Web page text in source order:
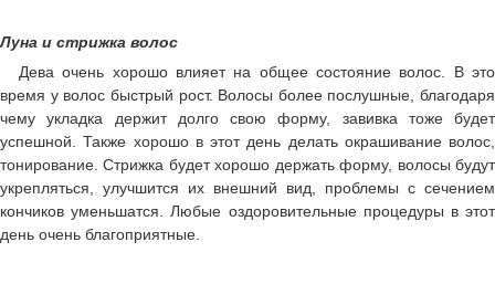
Луна и стрижка волос
Дева очень хорошо влияет на общее состояние волос. В это
время у волос быстрый рост. Волосы более послушные, благодаря
чему укладка держит долго свою форму, завивка тоже будет
успешной. Также хорошо в этот день делать окрашивание волос,
тонирование. Стрижка будет хорошо держать форму, волосы будут
укрепляться, улучшится их внешний вид, проблемы с сечением
кончиков уменьшатся. Любые оздоровительные процедуры в этот
день очень благоприятные.